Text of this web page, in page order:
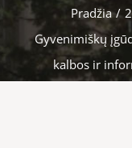
Pradžia /
Gyvenimiškų
kalbos ir